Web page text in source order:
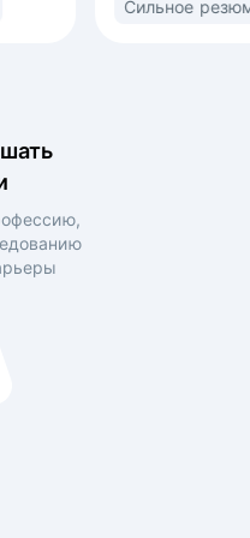
найме. Знаю ожидания
цели и планы
Тренинги